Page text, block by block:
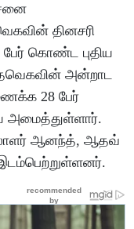
தினசரி
கொண்ட புதிய
தவெகவின் அன்றாட
28 பேர்
அமைத்துள்ளார்.
ஆனந்த், ஆதவ்